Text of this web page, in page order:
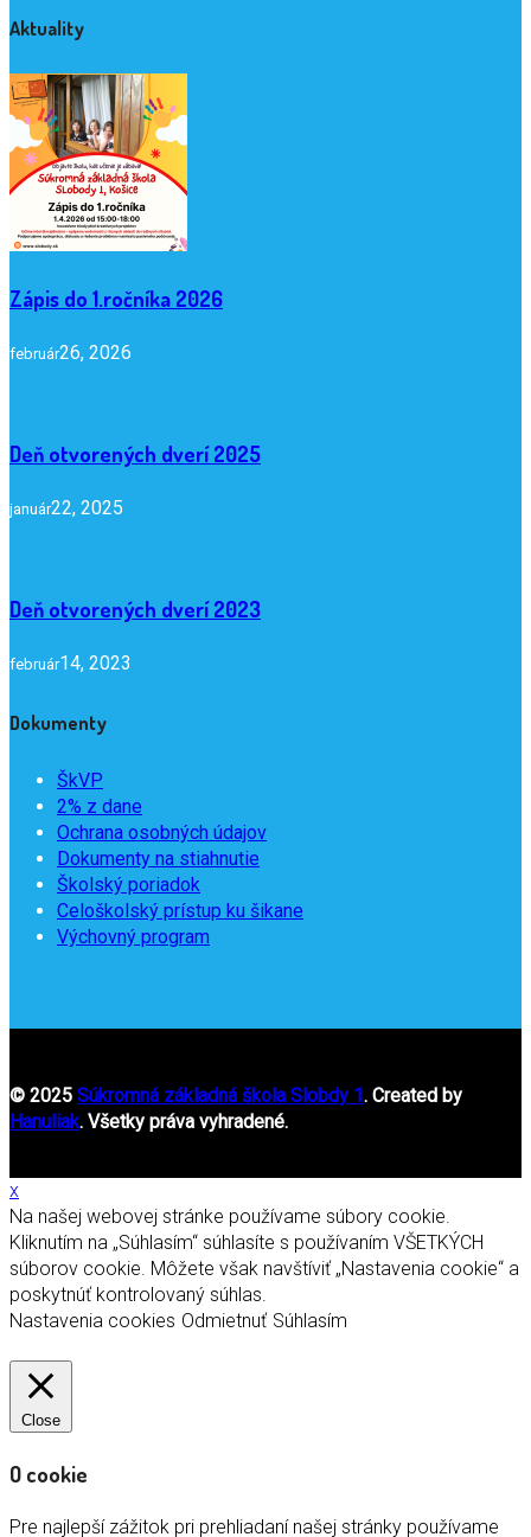
Aktuality
Zápis do 1.ročníka 2026
február26, 2026
Deň otvorených dverí 2025
január22, 2025
Deň otvorených dverí 2023
február14, 2023
Dokumenty
ŠkVP
2% z dane
Ochrana osobných údajov
Dokumenty na stiahnutie
Školský poriadok
Celoškolský prístup ku šikane
Výchovný program
© 2025 Súkromná základná škola Slobdy 1. Created by
Hanuliak. Všetky práva vyhradené.
x
Na našej webovej stránke používame súbory cookie.
Kliknutím na „Súhlasím“ súhlasíte s používaním VŠETKÝCH
súborov cookie. Môžete však navštíviť „Nastavenia cookie“ a
poskytnúť kontrolovaný súhlas.
Nastavenia cookies Odmietnuť Súhlasím
Close
O cookie
Pre najlepší zážitok pri prehliadaní našej stránky používame